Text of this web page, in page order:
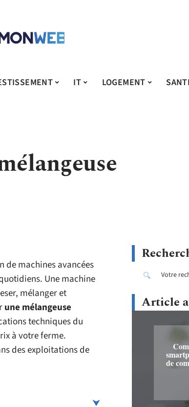
IT LOGEMENT
de machines avancées
Une machine
mélanger et
une mélangeuse
techniques du
à votre ferme.
des exploitations de
Article
de